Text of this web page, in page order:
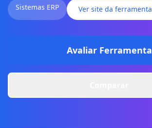
Sistemas ERP Ver site da ferramenta
Avaliar Ferramenta